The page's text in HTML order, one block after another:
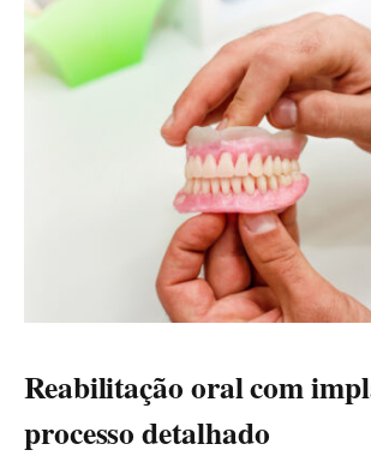
Reabilitação oral com
processo detalhado